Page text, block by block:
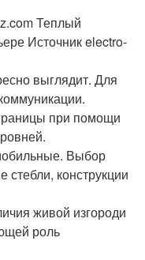
Теплый
Источник electro-
выглядит. Для
при помощи
Выбор
конструкции
живой изгороди
роль